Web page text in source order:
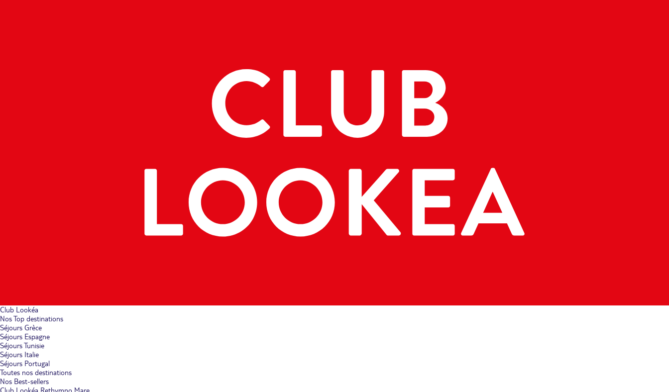
Club Lookéa
Nos Top destinations
Séjours Grèce
Séjours Espagne
Séjours Tunisie
Séjours Italie
Séjours Portugal
Toutes nos destinations
Nos Best-sellers